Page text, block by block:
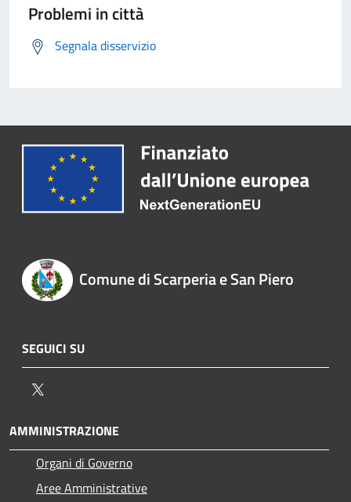
Problemi in città
Segnala disservizio
Comune di Scarperia e San Piero
SEGUICI SU
AMMINISTRAZIONE
Organi di Governo
Aree Amministrative